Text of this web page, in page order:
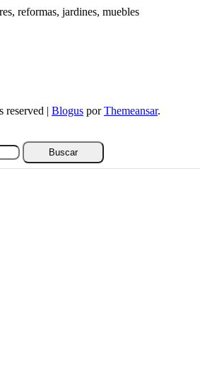
reformas, jardines, muebles
| Blogus porThemeansar.